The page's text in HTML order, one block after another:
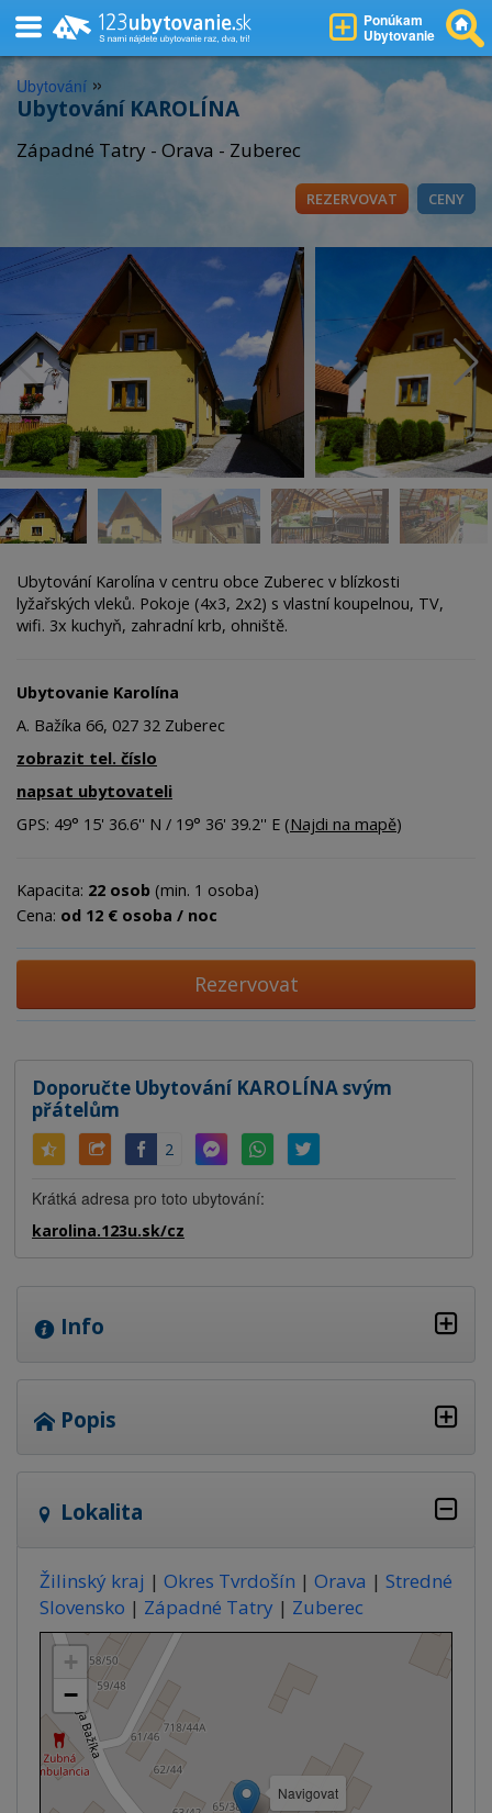
Ponúkam
Ubytovanie
Ubytování »
Ubytování KAROLÍNA
Západné Tatry - Orava - Zuberec
REZERVOVAT CENY
Ubytování Karolína v centru obce Zuberec v blízkosti
lyžařských vleků. Pokoje (4x3, 2x2) s vlastní koupelnou, TV,
wifi. 3x kuchyň, zahradní krb, ohniště.
Ubytovanie Karolína
A. Bažíka 66, 027 32 Zuberec
zobrazit tel. číslo
napsat ubytovateli
GPS: 49° 15' 36.6'' N / 19° 36' 39.2'' E (Najdi na mapě)
Kapacita: 22 osob (min. 1 osoba)
Cena: od 12 € osoba / noc
Rezervovat
Doporučte Ubytování KAROLÍNA svým
přátelům
2
Krátká adresa pro toto ubytování:
karolina.123u.sk/cz
Info
Popis
Lokalita
Žilinský kraj | Okres Tvrdošín | Orava | Stredné
Slovensko | Západné Tatry | Zuberec
Navigovat
+
−